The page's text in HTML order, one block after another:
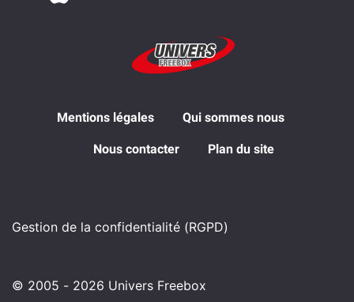
Mentions légales Qui sommes nous
Nous contacter Plan du site
Gestion de la confidentialité (RGPD)
© 2005 - 2026 Univers Freebox